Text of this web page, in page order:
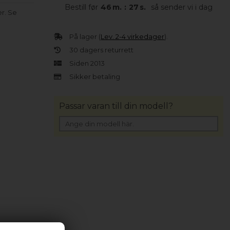
Se
Bestill før 46 m. : 27 s. så sender vi i dag
På lager (Lev. 2-4 virkedager).
30 dagers returrett
Siden 2013
Sikker betaling
Passar varan till din modell?